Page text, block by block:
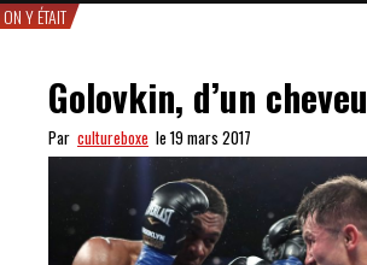
ON Y ÉTAIT
Golovkin, d’un cheveu
Par cultureboxe le 19 mars 2017